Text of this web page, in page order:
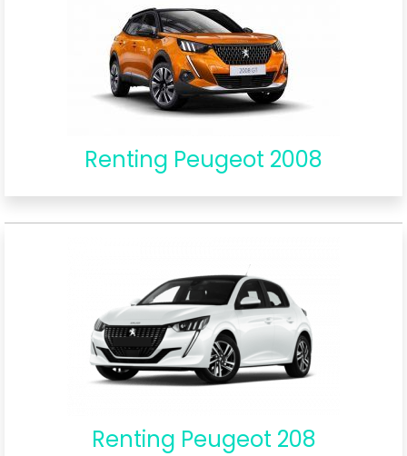
Renting Peugeot 2008
Renting Peugeot 208